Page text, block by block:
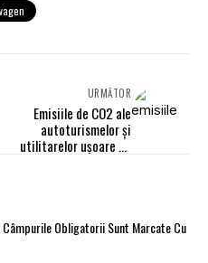
URMĂTOR
Emisiile de CO2 ale
autoturismelor și
utilitarelor ușoare au
Câmpurile Obligatorii Sunt Marcate Cu